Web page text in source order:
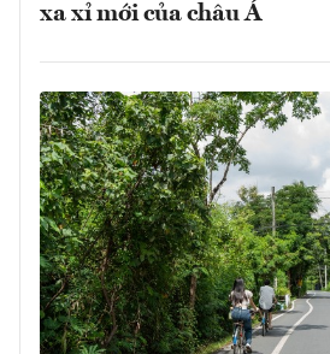
xa xỉ mới của châu Á